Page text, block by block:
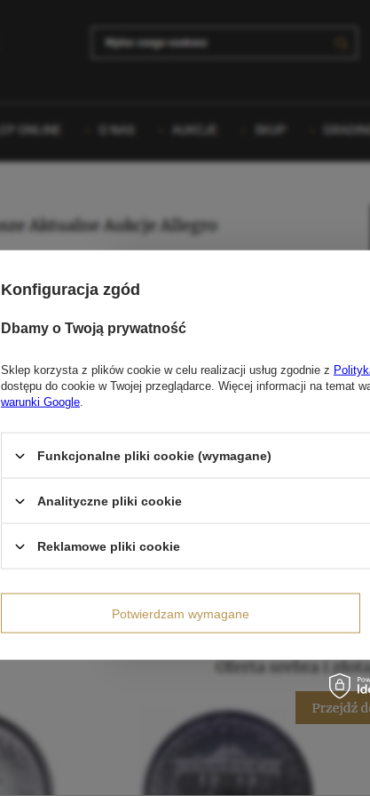
Konfiguracja zgód
Dbamy o Twoją prywatność
Sklep korzysta z plików cookie w celu realizacji usług zgodnie z
dostępu do cookie w Twojej przeglądarce. Więcej informacji na temat
warunki Google
Funkcjonalne pliki cookie (wymagane)
Analityczne pliki cookie
Reklamowe pliki cookie
Potwierdzam wymagane